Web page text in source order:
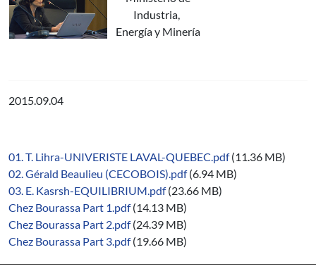
Industria,
Energía y Minería
2015.09.04
01. T. Lihra-UNIVERISTE LAVAL-QUEBEC.pdf (11.36 MB)
02. Gérald Beaulieu (CECOBOIS).pdf (6.94 MB)
03. E. Kasrsh-EQUILIBRIUM.pdf (23.66 MB)
Chez Bourassa Part 1.pdf (14.13 MB)
Chez Bourassa Part 2.pdf (24.39 MB)
Chez Bourassa Part 3.pdf (19.66 MB)